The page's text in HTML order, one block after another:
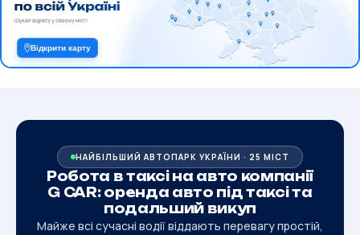
Відкрити карту
НАЙБІЛЬШИЙ АВТОПАРК УКРАЇНИ · 25 МІСТ
Робота в таксі на авто компанії
G CAR: оренда авто під таксі та
подальший викуп
Майже всі сучасні водії віддають перевагу простій,